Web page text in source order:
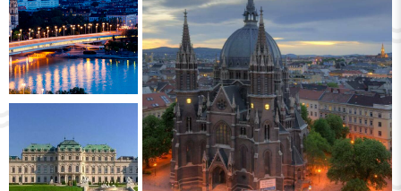
Виенската операсе намира на
Рингщрасе, която сама по себе си е
забележителност на града.
Първоначално тя е символизирала
величието и богатството на
династията Хабсбурги. ДнесРингщрасе
е най-красивата улица в столицата на
Австрия.